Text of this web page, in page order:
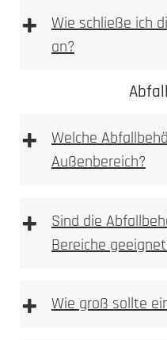
1. Prüfen
+
Wie schließe ich
an?
Wir empfehlen die
durch einen
lassen. Bitte beachten
vom Hersteller
Kamera,
+
Welche
Außenbereich?
+
Sind die
Bereiche
+ Wie groß sollte